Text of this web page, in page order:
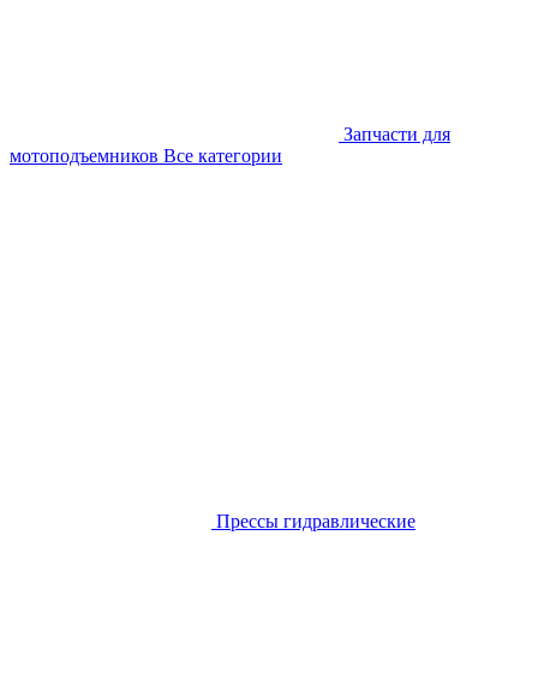
Запчасти для
мотоподъемников Все категории
Прессы гидравлические